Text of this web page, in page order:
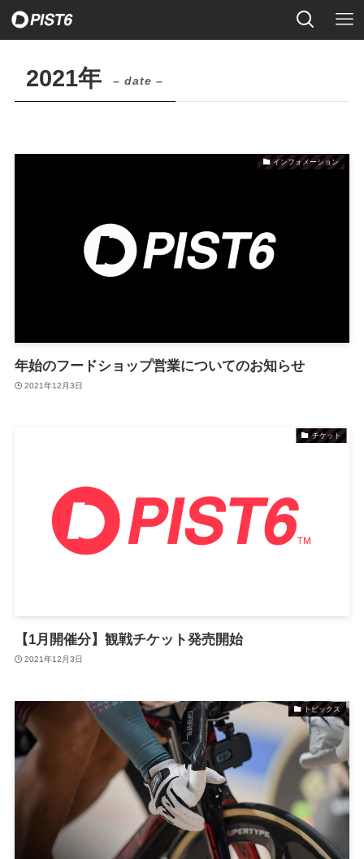
2021年 – date –
インフォメーション
年始のフードショップ営業についてのお知らせ
2021年12月3日
チケット
【1月開催分】観戦チケット発売開始
2021年12月3日
トピックス